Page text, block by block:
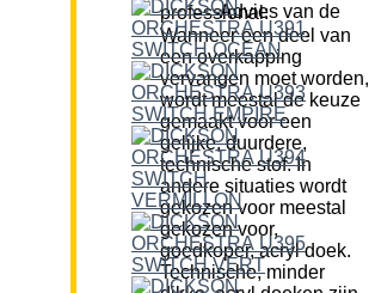
Advies van de professional:
Wanneer een deel van
een overkapping
vervangen moet worden,
wordt meestal de keuze
gemaakt voor een
gelijke, duurdere,
technische stof. In
andere situaties wordt
gekozen voor meestal
gekozen voor,
goedkoper, acryl doek.
Technische, minder